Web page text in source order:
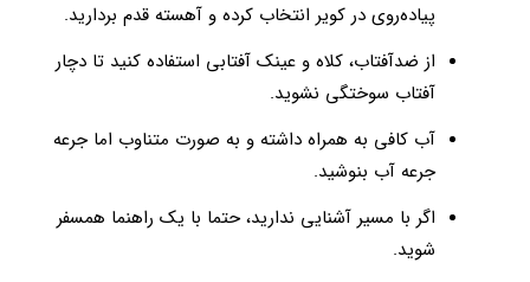
پیاده‌روی در کویر انتخاب کرده و آهسته قدم بردارید.
از ضدآفتاب، کلاه و عینک آفتابی استفاده کنید تا دچار
آفتاب سوختگی نشوید.
آب کافی به ‌همراه داشته و به صورت متناوب اما جرعه
جرعه آب بنوشید.
اگر با مسیر آشنایی ندارید، حتما با یک راهنما همسفر
شوید.